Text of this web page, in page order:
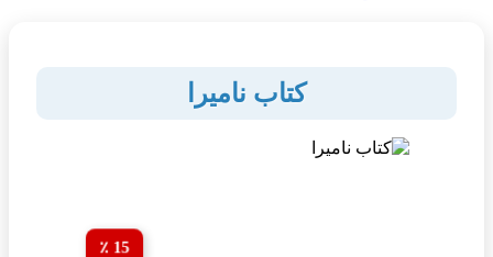
کتاب نامیرا
15 ٪